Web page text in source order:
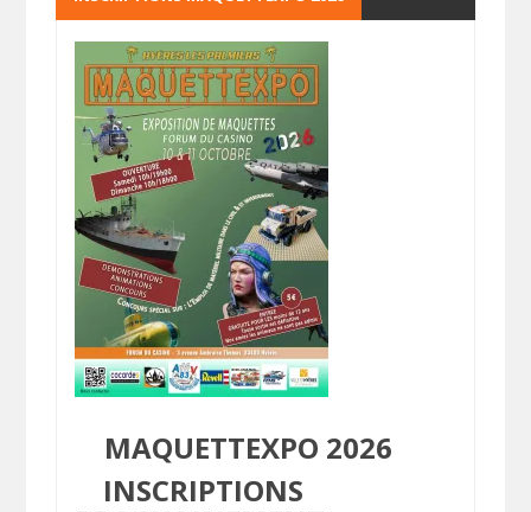
MAQUETTEXPO 2026
INSCRIPTIONS